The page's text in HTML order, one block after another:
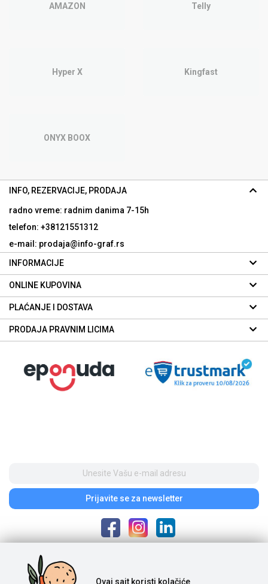
AMAZON Telly
Hyper X Kingfast
ONYX BOOX
Prijavite se za newsletter
INFO, REZERVACIJE, PRODAJA
radno vreme: radnim danima 7-15h
telefon: +38121551312
e-mail: prodaja@info-graf.rs
INFORMACIJE
ONLINE KUPOVINA
PLAĆANJE I DOSTAVA
PRODAJA PRAVNIM LICIMA
Poštovani posetioci, cene na našem sajtu iskazane su u dinarima. Porez je
uračunat u cenu. S obzirom na to da je u pitanju internet prodaja i da se
Ovaj sajt koristi kolačiće